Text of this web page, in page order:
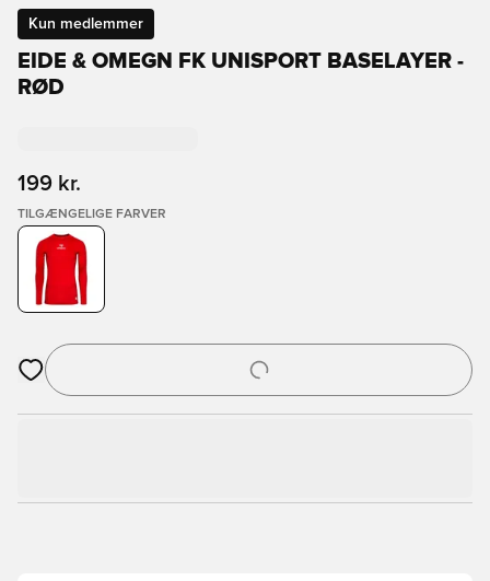
Kun medlemmer
EIDE & OMEGN FK UNISPORT BASELAYER -
RØD
199 kr.
TILGÆNGELIGE FARVER
Åbner en Modal til at logge ind eller tilmelde dig som medlem